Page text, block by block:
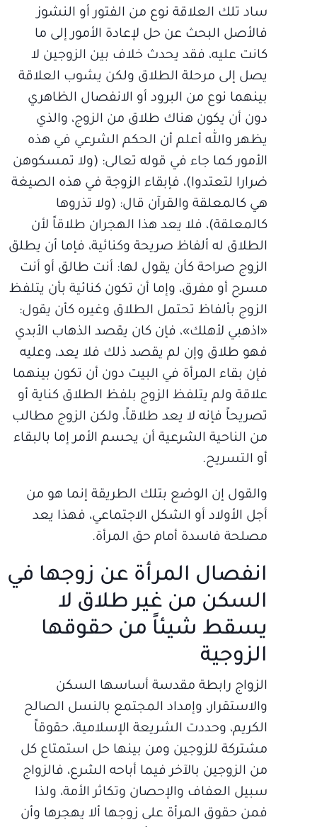
ساد تلك العلاقة نوع من الفتور أو النشوز
فالأصل البحث عن حل لإعادة الأمور إلى ما
كانت عليه، فقد يحدث خلاف بين الزوجين لا
يصل إلى مرحلة الطلاق ولكن يشوب العلاقة
بينهما نوع من البرود أو الانفصال الظاهري
دون أن يكون هناك طلاق من الزوج، والذي
يظهر والله أعلم أن الحكم الشرعي في هذه
الأمور كما جاء في قوله تعالى: (ولا تمسكوهن
ضرارا لتعتدوا)، فإبقاء الزوجة في هذه الصيغة
هي كالمعلقة والقرآن قال: (ولا تذروها
كالمعلقة)، فلا يعد هذا الهجران طلاقاً لأن
الطلاق له ألفاظ صريحة وكنائية، فإما أن يطلق
الزوج صراحة كأن يقول لها: أنت طالق أو أنت
مسرح أو مفرق، وإما أن تكون كنائية بأن يتلفظ
الزوج بألفاظ تحتمل الطلاق وغيره كأن يقول:
«اذهبي لأهلك»، فإن كان يقصد الذهاب الأبدي
فهو طلاق وإن لم يقصد ذلك فلا يعد، وعليه
فإن بقاء المرأة في البيت دون أن تكون بينهما
علاقة ولم يتلفظ الزوج بلفظ الطلاق كناية أو
تصريحاً فإنه لا يعد طلاقاً، ولكن الزوج مطالب
من الناحية الشرعية أن يحسم الأمر إما بالبقاء
أو التسريح.
والقول إن الوضع بتلك الطريقة إنما هو من
أجل الأولاد أو الشكل الاجتماعي، فهذا يعد
مصلحة فاسدة أمام حق المرأة.
انفصال المرأة عن زوجها في
السكن من غير طلاق لا
يسقط شيئاً من حقوقها
الزوجية
الزواج رابطة مقدسة أساسها السكن
والاستقرار، وإمداد المجتمع بالنسل الصالح
الكريم، وحددت الشريعة الإسلامية، حقوقاً
مشتركة للزوجين ومن بينها حل استمتاع كل
من الزوجين بالآخر فيما أباحه الشرع، فالزواج
سبيل العفاف والإحصان وتكاثر الأمة، ولذا
فمن حقوق المرأة على زوجها ألا يهجرها وأن